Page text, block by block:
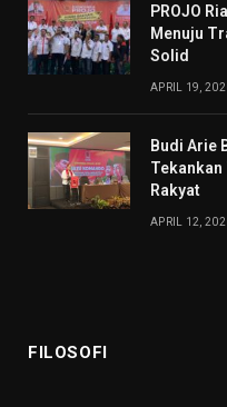
PROJO
Menuju
Solid
APRIL 19,
Budi Arie
Rakyat
APRIL 12,
FILOSOFI